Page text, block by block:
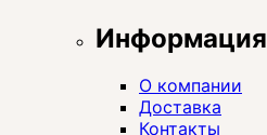
Информация
О компании
Доставка
Контакты